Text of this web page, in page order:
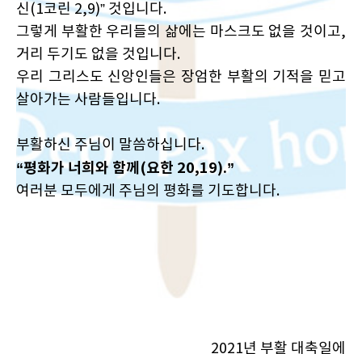
신(1코린 2,9)” 것입니다.
그렇게 부활한 우리들의 삶에는 마스크도 없을 것이고,
거리 두기도 없을 것입니다.
우리 그리스도 신앙인들은 장엄한 부활의 기적을 믿고
살아가는 사람들입니다.
부활하신 주님이 말씀하십니다.
“평화가 너희와 함께(요한 20,19).”
여러분 모두에게 주님의 평화를 기도합니다.
2021년 부활 대축일에